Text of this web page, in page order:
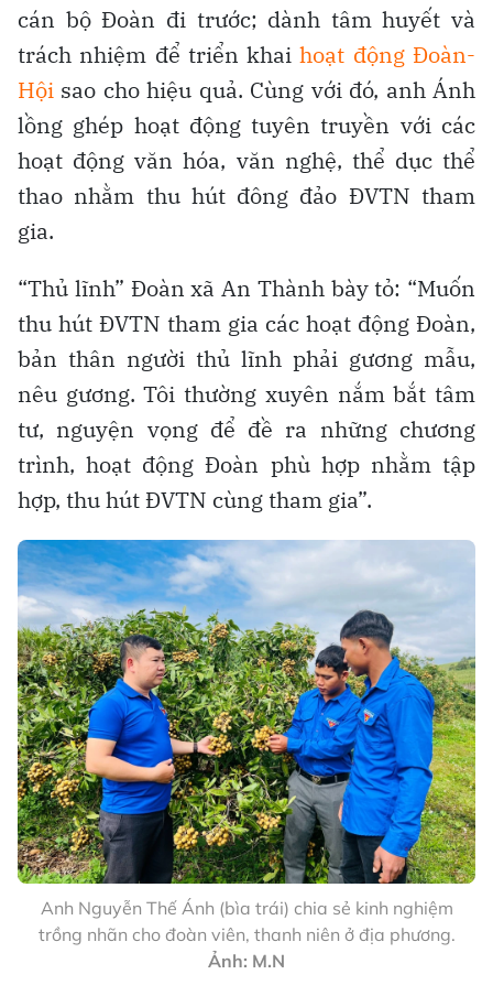
cán bộ Đoàn đi trước; dành tâm huyết và
trách nhiệm để triển khaihoạt động Đoàn-
Hội sao cho hiệu quả. Cùng với đó, anh Ánh
lồng ghép hoạt động tuyên truyền với các
hoạt động văn hóa, văn nghệ, thể dục thể
thao nhằm thu hút đông đảo ĐVTN tham
gia.
“Thủ lĩnh” Đoàn xã An Thành bày tỏ: “Muốn
thu hút ĐVTN tham gia các hoạt động Đoàn,
bản thân người thủ lĩnh phải gương mẫu,
nêu gương. Tôi thường xuyên nắm bắt tâm
tư, nguyện vọng để đề ra những chương
trình, hoạt động Đoàn phù hợp nhằm tập
hợp, thu hút ĐVTN cùng tham gia”.
Anh Nguyễn Thế Ánh (bìa trái) chia sẻ kinh nghiệm
trồng nhãn cho đoàn viên, thanh niên ở địa phương.
Ảnh: M.N